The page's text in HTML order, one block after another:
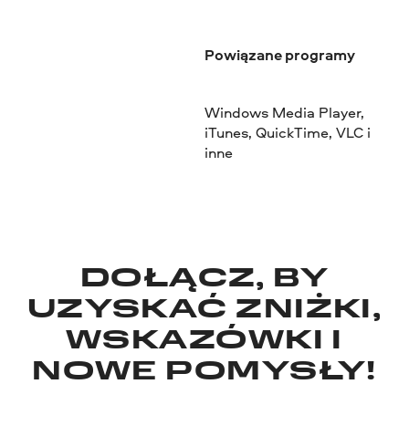
Powiązane programy
Windows Media Player,
iTunes, QuickTime, VLC i
inne
DOŁĄCZ, BY
UZYSKAĆ ZNIŻKI,
WSKAZÓWKI I
NOWE POMYSŁY!